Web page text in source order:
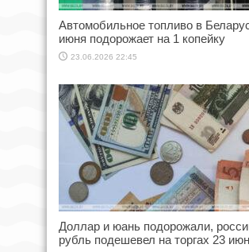
Автомобильное топливо в
июня подорожает на 1 копейку
23.06.2026 22:45
Доллар и юань подорожали,
рубль подешевел на торгах 23